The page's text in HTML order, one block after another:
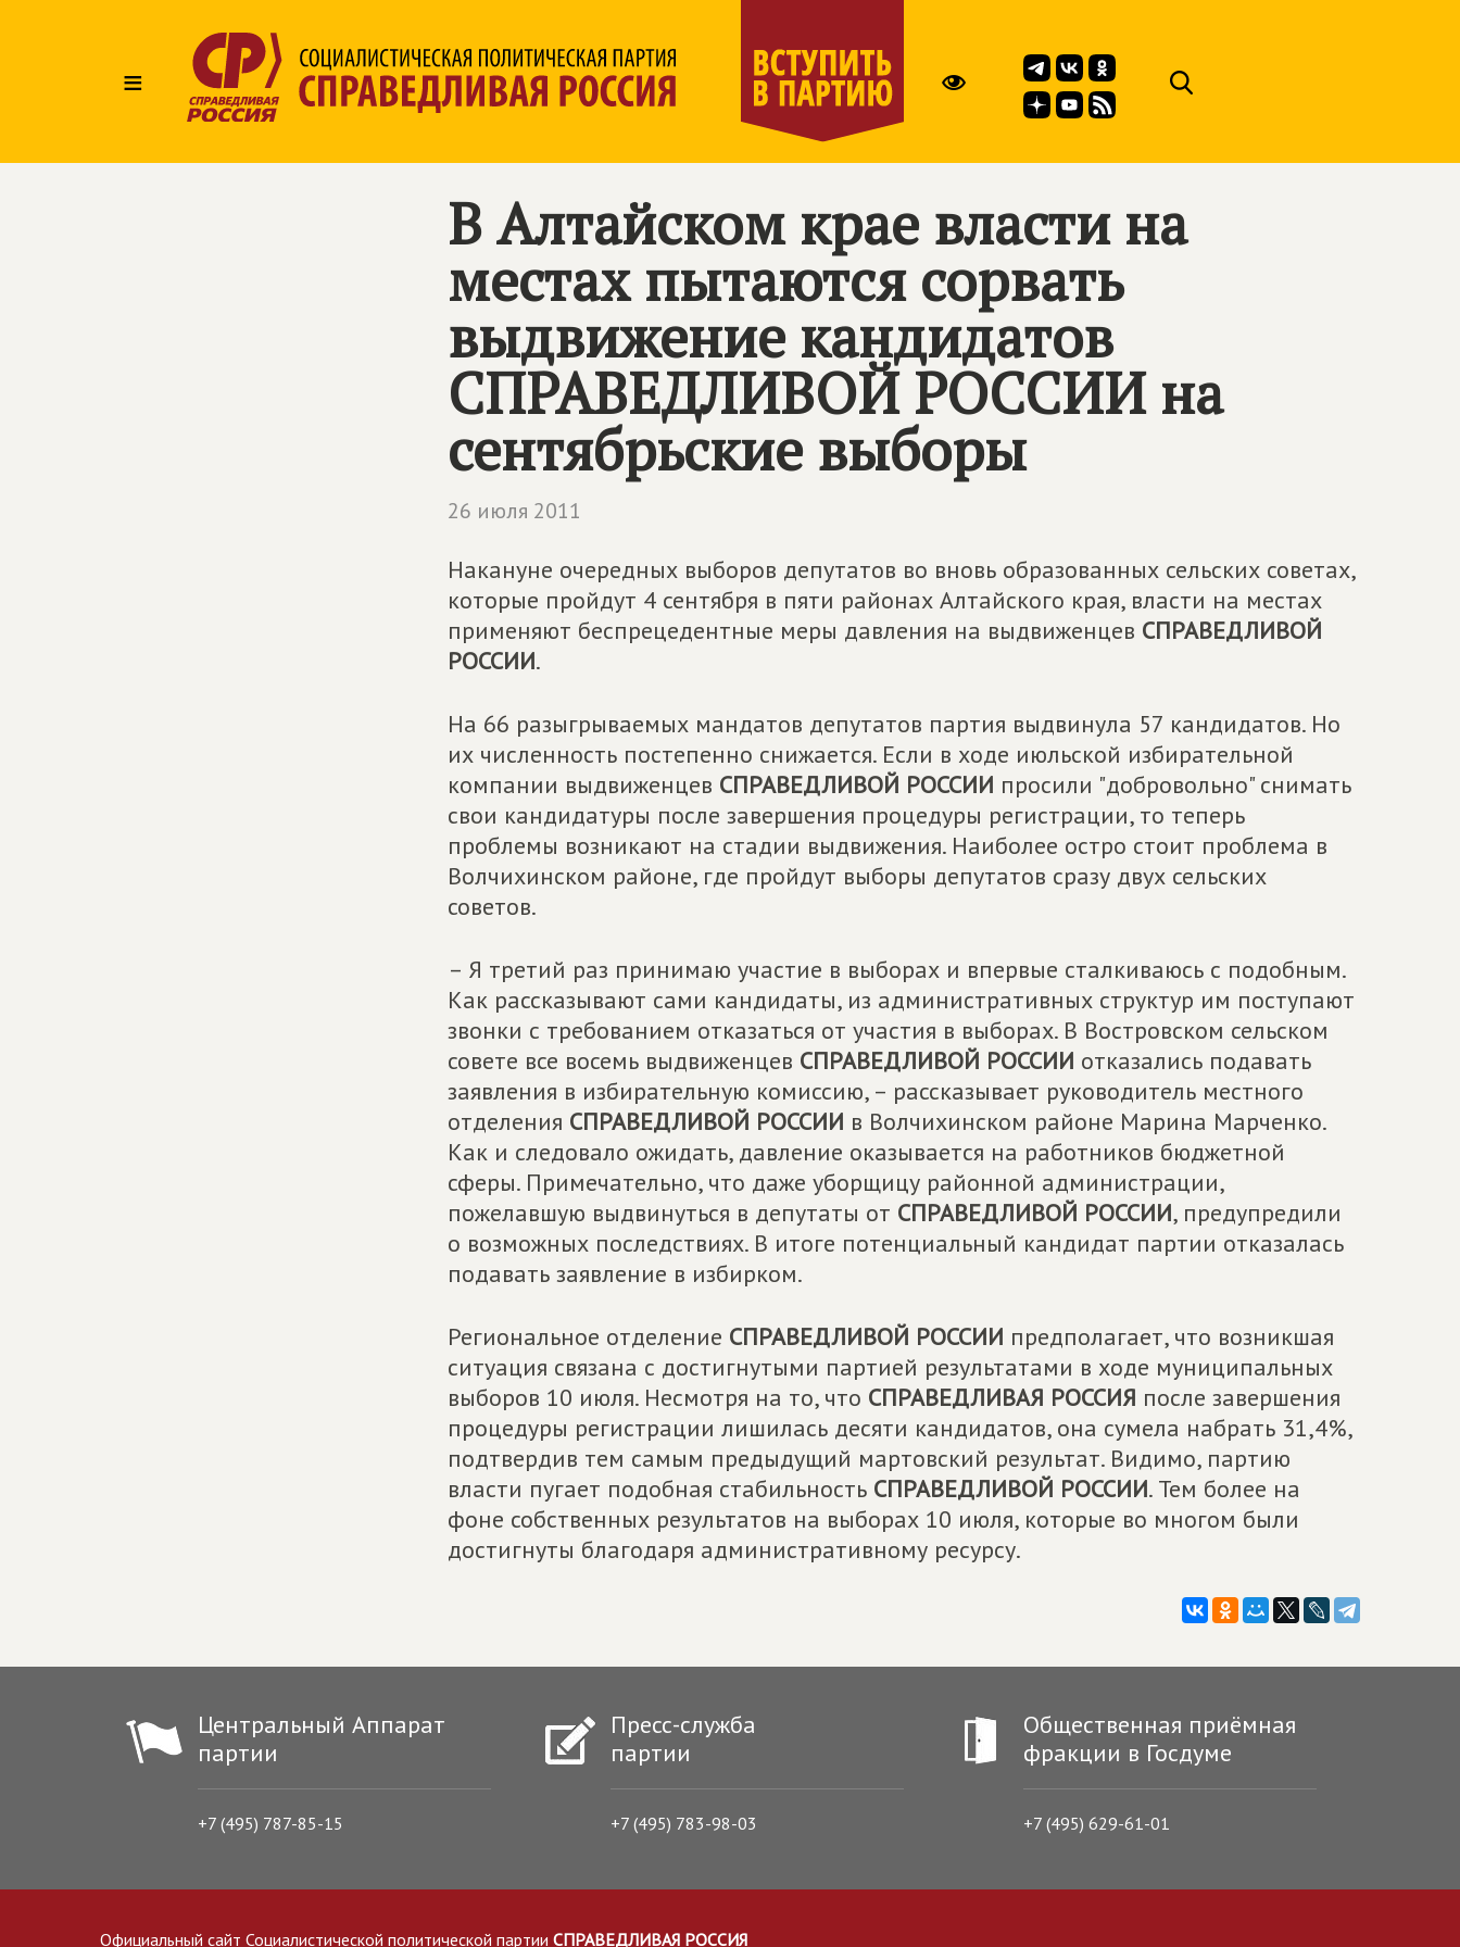
≡
В Алтайском крае власти на
местах пытаются сорвать
выдвижение кандидатов
СПРАВЕДЛИВОЙ РОССИИ на
сентябрьские выборы
26 июля 2011
Накануне очередных выборов депутатов во вновь образованных сельских советах,
которые пройдут 4 сентября в пяти районах Алтайского края, власти на местах
применяют беспрецедентные меры давления на выдвиженцев СПРАВЕДЛИВОЙ
РОССИИ.
На 66 разыгрываемых мандатов депутатов партия выдвинула 57 кандидатов. Но
их численность постепенно снижается. Если в ходе июльской избирательной
компании выдвиженцев СПРАВЕДЛИВОЙ РОССИИ просили "добровольно" снимать
свои кандидатуры после завершения процедуры регистрации, то теперь
проблемы возникают на стадии выдвижения. Наиболее остро стоит проблема в
Волчихинском районе, где пройдут выборы депутатов сразу двух сельских
советов.
– Я третий раз принимаю участие в выборах и впервые сталкиваюсь с подобным.
Как рассказывают сами кандидаты, из административных структур им поступают
звонки с требованием отказаться от участия в выборах. В Востровском сельском
совете все восемь выдвиженцев СПРАВЕДЛИВОЙ РОССИИ отказались подавать
заявления в избирательную комиссию, – рассказывает руководитель местного
отделения СПРАВЕДЛИВОЙ РОССИИ в Волчихинском районе Марина Марченко.
Как и следовало ожидать, давление оказывается на работников бюджетной
сферы. Примечательно, что даже уборщицу районной администрации,
пожелавшую выдвинуться в депутаты от СПРАВЕДЛИВОЙ РОССИИ, предупредили
о возможных последствиях. В итоге потенциальный кандидат партии отказалась
подавать заявление в избирком.
Региональное отделение СПРАВЕДЛИВОЙ РОССИИ предполагает, что возникшая
ситуация связана с достигнутыми партией результатами в ходе муниципальных
выборов 10 июля. Несмотря на то, что СПРАВЕДЛИВАЯ РОССИЯ после завершения
процедуры регистрации лишилась десяти кандидатов, она сумела набрать 31,4%,
подтвердив тем самым предыдущий мартовский результат. Видимо, партию
власти пугает подобная стабильность СПРАВЕДЛИВОЙ РОССИИ. Тем более на
фоне собственных результатов на выборах 10 июля, которые во многом были
достигнуты благодаря административному ресурсу.
Центральный Аппарат
партии
+7 (495) 787-85-15
Пресс-служба
партии
+7 (495) 783-98-03
Общественная приёмная
фракции в Госдуме
+7 (495) 629-61-01
Официальный сайт Социалистической политической партии СПРАВЕДЛИВАЯ РОССИЯ